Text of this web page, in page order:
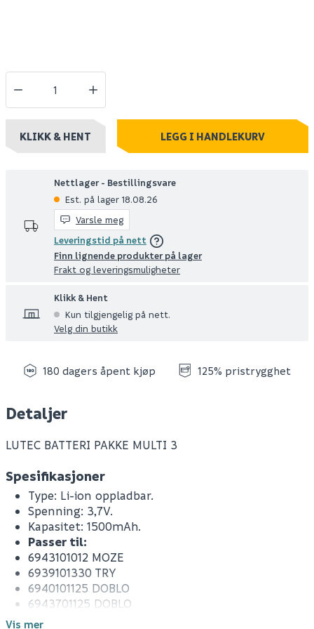
KLIKK & HENT LEGG I HANDLEKURV
Nettlager - Bestillingsvare
Est. på lager 18.08.26
Varsle meg
Leveringstid på nett
Finn lignende produkter på lager
Frakt og leveringsmuligheter
Klikk & Hent
Kun tilgjengelig på nett.
Velg din butikk
180 dagers åpent kjøp 125% pristrygghet
Detaljer
LUTEC BATTERI PAKKE MULTI 3
Spesifikasjoner
Type: Li-ion oppladbar.
Spenning: 3,7V.
Kapasitet: 1500mAh.
Passer til:
6943101012 MOZE
6939101330 TRY
6940101125 DOBLO
6943701125 DOBLO
6943801125 DOBLO
Vis mer